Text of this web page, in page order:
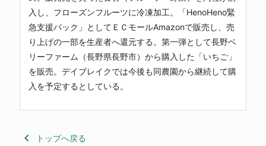
入し、フローズンフルーツに冷凍加工。「HenoHeno緊
急支援パック」としてＥＣモールAmazonで販売し、売
り上げの一部を生産者へ還元する。第一弾として長野ベ
リーファーム（長野県長野市）から購入した「いちご」
を販売。デイブレイクでは今後も同農園から継続して購
入を予定するとしている。
keyboard_arrow_left トップへ戻る